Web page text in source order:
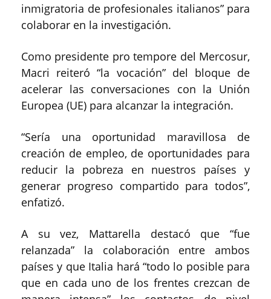
inmigratoria de profesionales italianos” para
colaborar en la investigación.
Como presidente pro tempore del Mercosur,
Macri reiteró “la vocación” del bloque de
acelerar las conversaciones con la Unión
Europea (UE) para alcanzar la integración.
“Sería una oportunidad maravillosa de
creación de empleo, de oportunidades para
reducir la pobreza en nuestros países y
generar progreso compartido para todos”,
enfatizó.
A su vez, Mattarella destacó que “fue
relanzada” la colaboración entre ambos
países y que Italia hará “todo lo posible para
que en cada uno de los frentes crezcan de